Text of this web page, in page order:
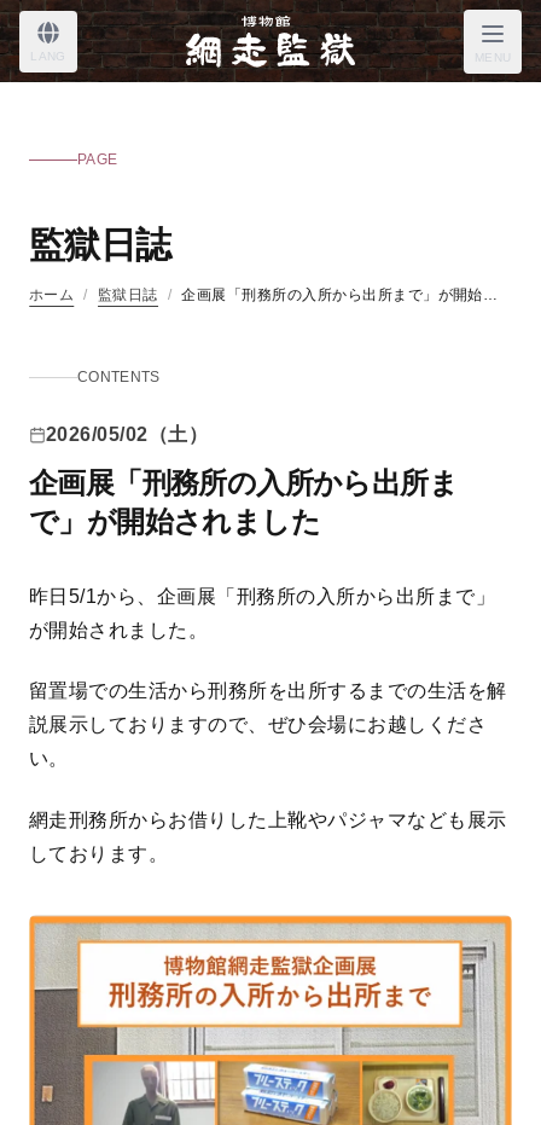
LANG MENU
PAGE
監獄日誌
ホーム / 監獄日誌 / 企画展「刑務所の入所から出所まで」が開始されました
CONTENTS
2026/05/02（土）
企画展「刑務所の入所から出所ま
で」が開始されました
昨日5/1から、企画展「刑務所の入所から出所まで」
が開始されました。
留置場での生活から刑務所を出所するまでの生活を解
説展示しておりますので、ぜひ会場にお越しくださ
い。
網走刑務所からお借りした上靴やパジャマなども展示
しております。